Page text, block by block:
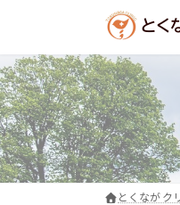
ン
ツ
へ
ス
キ
ッ
ー
シ
ョ
ン
に
移
とくなが ク